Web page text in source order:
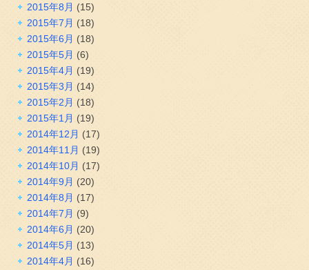
2015年8月 (15)
2015年7月 (18)
2015年6月 (18)
2015年5月 (6)
2015年4月 (19)
2015年3月 (14)
2015年2月 (18)
2015年1月 (19)
2014年12月 (17)
2014年11月 (19)
2014年10月 (17)
2014年9月 (20)
2014年8月 (17)
2014年7月 (9)
2014年6月 (20)
2014年5月 (13)
2014年4月 (16)